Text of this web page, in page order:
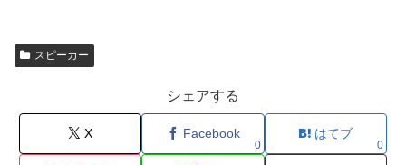
スピーカー
シェアする
X Facebook
0
はてブ
0